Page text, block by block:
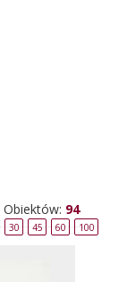
Obiektów: 94
30 45 60 100